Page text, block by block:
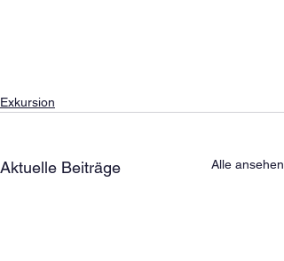
Exkursion
Aktuelle Beiträge Alle ansehen